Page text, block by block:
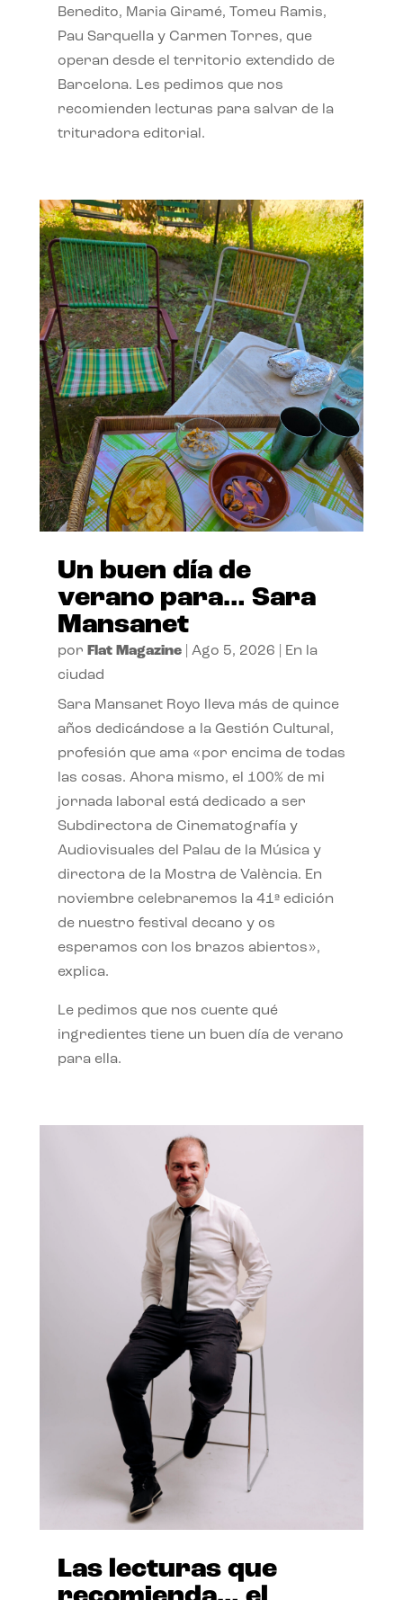
Benedito, Maria Giramé, Tomeu Ramis,
Pau Sarquella y Carmen Torres, que
operan desde el territorio extendido de
Barcelona. Les pedimos que nos
recomienden lecturas para salvar de la
trituradora editorial.
Un buen día de
verano para… Sara
Mansanet
por Flat Magazine| Ago 5, 2026
En la
ciudad
Sara Mansanet Royo lleva más de quince
años dedicándose a la Gestión Cultural,
profesión que ama «por encima de todas
las cosas. Ahora mismo, el 100% de mi
jornada laboral está dedicado a ser
Subdirectora de Cinematografía y
Audiovisuales del Palau de la Música y
directora de la Mostra de València. En
noviembre celebraremos la 41ª edición
de nuestro festival decano y os
esperamos con los brazos abiertos»,
explica.
Le pedimos que nos cuente qué
ingredientes tiene un buen día de verano
para ella.
Las lecturas que